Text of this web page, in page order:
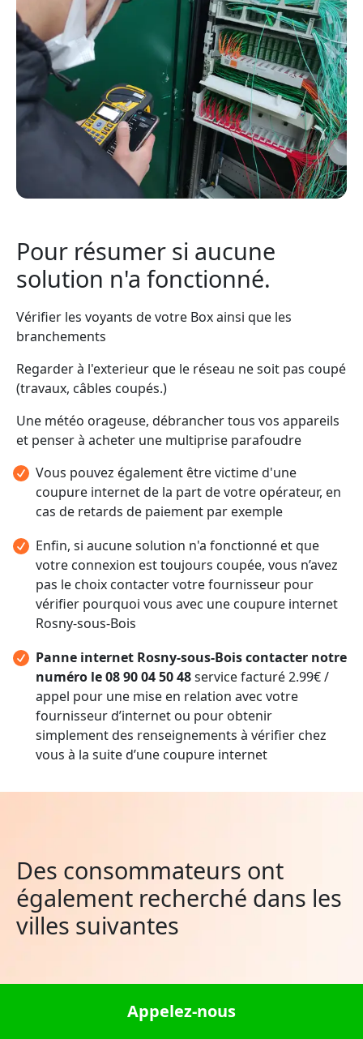
Pour résumer si aucune
solution n'a fonctionné.
Vérifier les voyants de votre Box ainsi que les
branchements
Regarder à l'exterieur que le réseau ne soit pas coupé
(travaux, câbles coupés.)
Une météo orageuse, débrancher tous vos appareils
et penser à acheter une multiprise parafoudre
Vous pouvez également être victime d'une
coupure internet de la part de votre opérateur, en
cas de retards de paiement par exemple
Enfin, si aucune solution n'a fonctionné et que
votre connexion est toujours coupée, vous n’avez
pas le choix contacter votre fournisseur pour
vérifier pourquoi vous avec une coupure internet
Rosny-sous-Bois
Panne internet Rosny-sous-Bois contacter notre
numéro le 08 90 04 50 48service facturé 2.99€ /
appel pour une mise en relation avec votre
fournisseur d’internet ou pour obtenir
simplement des renseignements à vérifier chez
vous à la suite d’une coupure internet
Des consommateurs ont
également recherché dans les
villes suivantes
Barcelonne-du-GersAppelez-nous